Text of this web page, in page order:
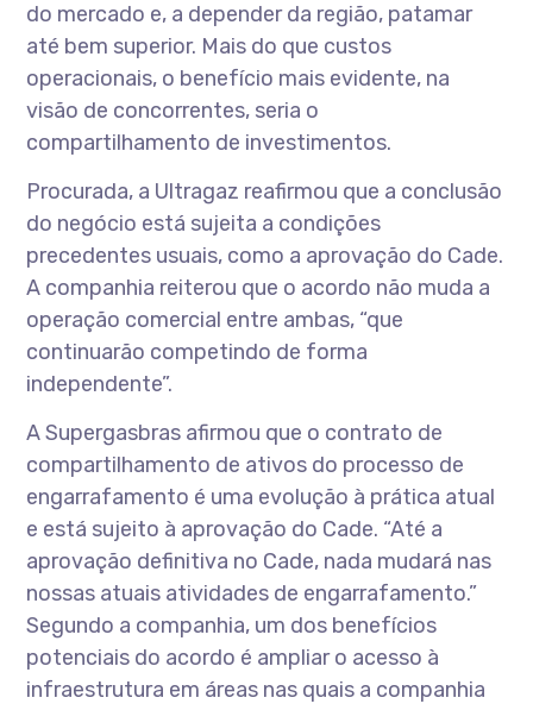
do mercado e, a depender da região, patamar
até bem superior. Mais do que custos
operacionais, o benefício mais evidente, na
visão de concorrentes, seria o
compartilhamento de investimentos.
Procurada, a Ultragaz reafirmou que a conclusão
do negócio está sujeita a condições
precedentes usuais, como a aprovação do Cade.
A companhia reiterou que o acordo não muda a
operação comercial entre ambas, “que
continuarão competindo de forma
independente”.
A Supergasbras afirmou que o contrato de
compartilhamento de ativos do processo de
engarrafamento é uma evolução à prática atual
e está sujeito à aprovação do Cade. “Até a
aprovação definitiva no Cade, nada mudará nas
nossas atuais atividades de engarrafamento.”
Segundo a companhia, um dos benefícios
potenciais do acordo é ampliar o acesso à
infraestrutura em áreas nas quais a companhia